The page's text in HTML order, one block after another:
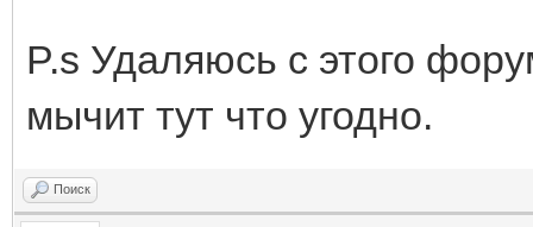
P.s Удаляюсь с этого
мычит тут что угодно.
Поиск